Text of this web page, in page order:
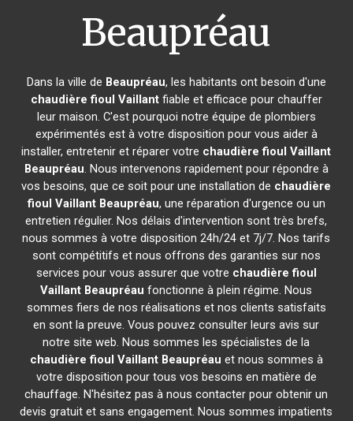
Beaupréau
Dans la ville de Beaupréau, les habitants ont besoin d'une
chaudière fioul Vaillantfiable et efficace pour chauffer
leur maison. C'est pourquoi notre équipe de plombiers
expérimentés est à votre disposition pour vous aider à
installer, entretenir et réparer votre chaudière fioul Vaillant
Beaupréau. Nous intervenons rapidement pour répondre à
vos besoins, que ce soit pour une installation de chaudière
fioul Vaillant Beaupréau, une réparation d'urgence ou un
entretien régulier. Nos délais d'intervention sont très brefs,
nous sommes à votre disposition 24h/24 et 7j/7. Nos tarifs
sont compétitifs et nous offrons des garanties sur nos
services pour vous assurer que votre chaudière fioul
Vaillant Beaupréau fonctionne à plein régime. Nous
sommes fiers de nos réalisations et nos clients satisfaits
en sont la preuve. Vous pouvez consulter leurs avis sur
notre site web. Nous sommes les spécialistes de la
chaudière fioul Vaillant Beaupréau et nous sommes à
votre disposition pour tous vos besoins en matière de
chauffage. N'hésitez pas à nous contacter pour obtenir un
devis gratuit et sans engagement. Nous sommes impatients